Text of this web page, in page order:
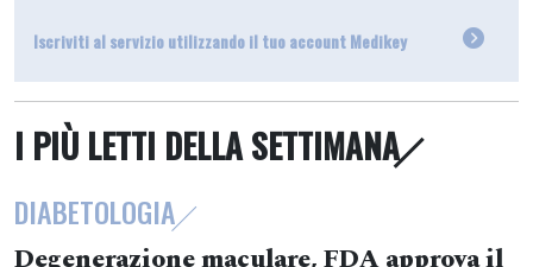
Iscriviti al servizio utilizzando il tuo account Medikey
I PIÙ LETTI DELLA SETTIMANA
DIABETOLOGIA